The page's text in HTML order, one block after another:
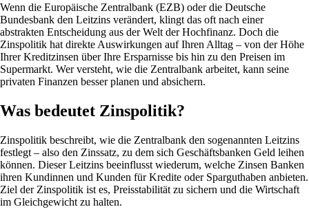
Wenn die Europäische Zentralbank (EZB) oder die Deutsche
Bundesbank den Leitzins verändert, klingt das oft nach einer
abstrakten Entscheidung aus der Welt der Hochfinanz. Doch die
Zinspolitik hat direkte Auswirkungen auf Ihren Alltag – von der Höhe
Ihrer Kreditzinsen über Ihre Ersparnisse bis hin zu den Preisen im
Supermarkt. Wer versteht, wie die Zentralbank arbeitet, kann seine
privaten Finanzen besser planen und absichern.
Was bedeutet Zinspolitik?
Zinspolitik beschreibt, wie die Zentralbank den sogenannten Leitzins
festlegt – also den Zinssatz, zu dem sich Geschäftsbanken Geld leihen
können. Dieser Leitzins beeinflusst wiederum, welche Zinsen Banken
ihren Kundinnen und Kunden für Kredite oder Sparguthaben anbieten.
Ziel der Zinspolitik ist es, Preisstabilität zu sichern und die Wirtschaft
im Gleichgewicht zu halten.